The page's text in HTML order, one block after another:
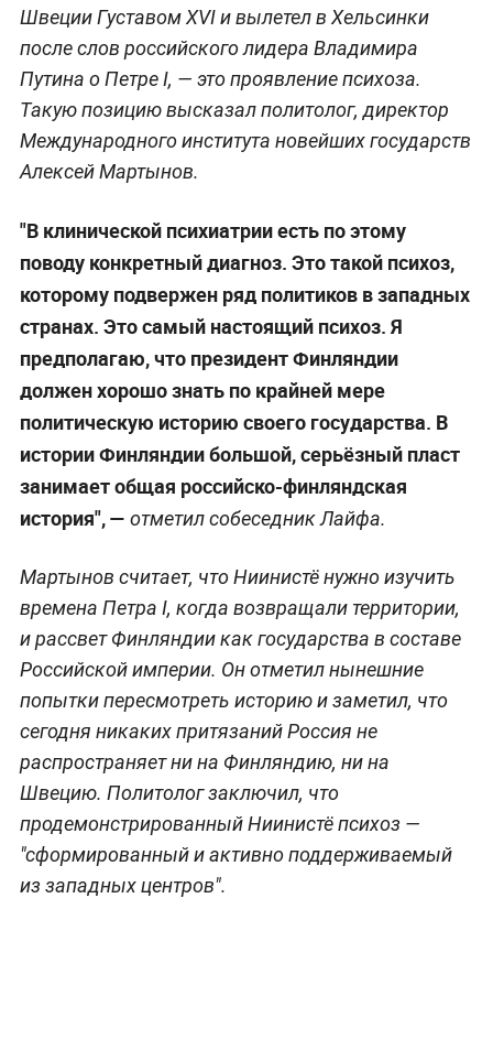
Швеции Густавом XVI и вылетел в Хельсинки
после слов российского лидера Владимира
Путина о Петре I, — это проявление психоза.
Такую позицию высказал политолог, директор
Международного института новейших государств
Алексей Мартынов.
"В клинической психиатрии есть по этому
поводу конкретный диагноз. Это такой психоз,
которому подвержен ряд политиков в западных
странах. Это самый настоящий психоз. Я
предполагаю, что президент Финляндии
должен хорошо знать по крайней мере
политическую историю своего государства. В
истории Финляндии большой, серьёзный пласт
занимает общая российско-финляндская
история", — отметил собеседник Лайфа.
Мартынов считает, что Ниинистё нужно изучить
времена Петра I, когда возвращали территории,
и рассвет Финляндии как государства в составе
Российской империи. Он отметил нынешние
попытки пересмотреть историю и заметил, что
сегодня никаких притязаний Россия не
распространяет ни на Финляндию, ни на
Швецию. Политолог заключил, что
продемонстрированный Ниинистё психоз —
"сформированный и активно поддерживаемый
из западных центров".